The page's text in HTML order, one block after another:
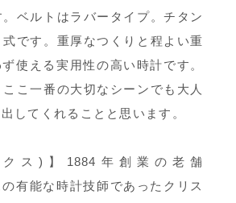
ベルトはラバータイプ。チタン
です。重厚なつくりと程よい重
使える実用性の高い時計です。
こ一番の大切なシーンでも大人
してくれることと思います。
クス)】1884年創業の老舗
の有能な時計技師であったクリス